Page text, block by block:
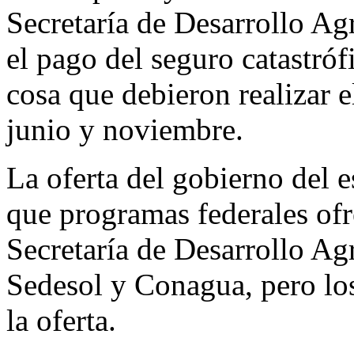
Secretaría de Desarrollo
el pago del seguro
cosa que debieron realizar
junio y noviembre.
La oferta del gobierno del
que programas federales
Secretaría de Desarrollo
Sedesol y Conagua, pero
la oferta.